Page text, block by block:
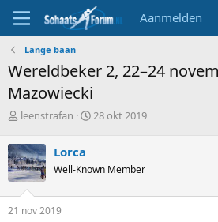
Aanmelden
Lange baan
Wereldbeker 2, 22–24
Mazowiecki
T
p
i
c
s
t
a
leenstrafan
S
t
a
28 okt 2019
Lorca
Well-Known Member
21 nov 2019